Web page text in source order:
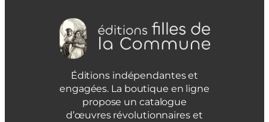
Éditions indépendantes et
engagées. La boutique en ligne
propose un catalogue
d’œuvres révolutionnaires et